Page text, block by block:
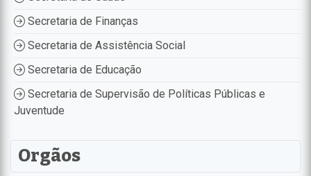
Secretaria de Finanças
Secretaria de Assistência Social
Secretaria de Educação
Secretaria de Supervisão de Políticas Públicas e
Juventude
Orgãos